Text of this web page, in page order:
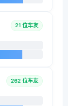
21 位车友
262 位车友